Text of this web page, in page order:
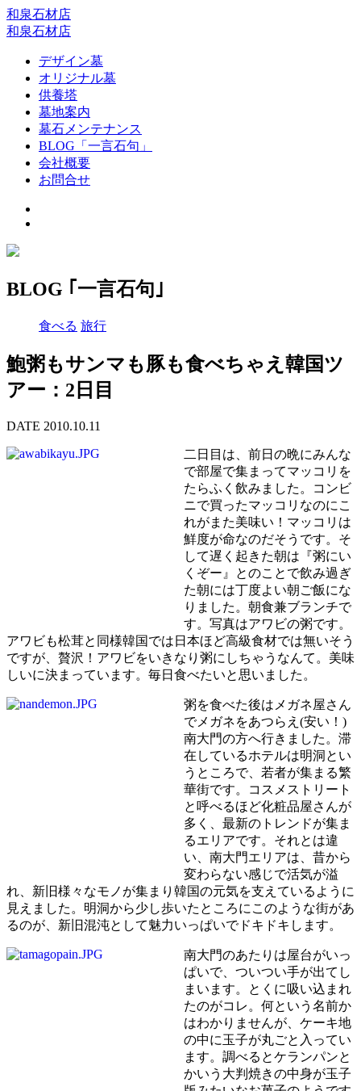
和泉石材店
和泉石材店
デザイン墓
オリジナル墓
供養塔
墓地案内
墓石メンテナンス
BLOG「一言石句」
会社概要
お問合せ
BLOG ｢一言石句｣
食べる 旅行
鮑粥もサンマも豚も食べちゃえ韓国ツ
アー：2日目
DATE 2010.10.11
二日目は、前日の晩にみんな
で部屋で集まってマッコリを
たらふく飲みました。コンビ
ニで買ったマッコリなのにこ
れがまた美味い！マッコリは
鮮度が命なのだそうです。そ
して遅く起きた朝は『粥にい
くぞー』とのことで飲み過ぎ
た朝には丁度よい朝ご飯にな
りました。朝食兼ブランチで
す。写真はアワビの粥です。
アワビも松茸と同様韓国では日本ほど高級食材では無いそう
ですが、贅沢！アワビをいきなり粥にしちゃうなんて。美味
しいに決まっています。毎日食べたいと思いました。
粥を食べた後はメガネ屋さん
でメガネをあつらえ(安い！)
南大門の方へ行きました。滞
在しているホテルは明洞とい
うところで、若者が集まる繁
華街です。コスメストリート
と呼べるほど化粧品屋さんが
多く、最新のトレンドが集ま
るエリアです。それとは違
い、南大門エリアは、昔から
変わらない感じで活気が溢
れ、新旧様々なモノが集まり韓国の元気を支えているように
見えました。明洞から少し歩いたところにこのような街があ
るのが、新旧混沌として魅力いっぱいでドキドキします。
南大門のあたりは屋台がいっ
ぱいで、ついつい手が出てし
まいます。とくに吸い込まれ
たのがコレ。何という名前か
はわかりませんが、ケーキ地
の中に玉子が丸ごと入ってい
ます。調べるとケランパンと
かいう大判焼きの中身が玉子